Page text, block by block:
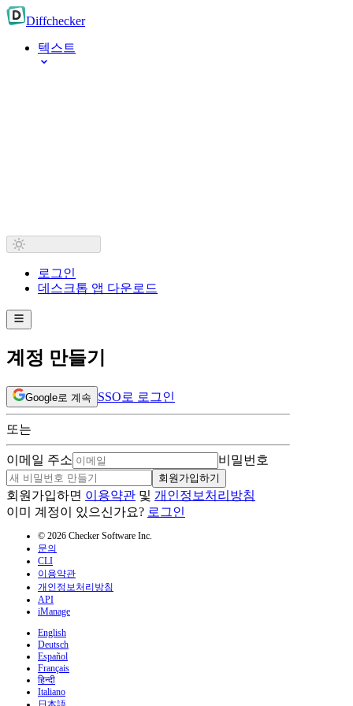
Diffchecker
텍스트
로그인
데스크톱 앱 다운로드
계정 만들기
Google로 계속 SSO로 로그인
또는
이메일 주소 비밀번호
회원가입하기
회원가입하면 이용약관 및 개인정보처리방침
이미 계정이 있으신가요? 로그인
© 2026 Checker Software Inc.
문의
CLI
이용약관
개인정보처리방침
API
iManage
English
Deutsch
Español
Français
हिन्दी
Italiano